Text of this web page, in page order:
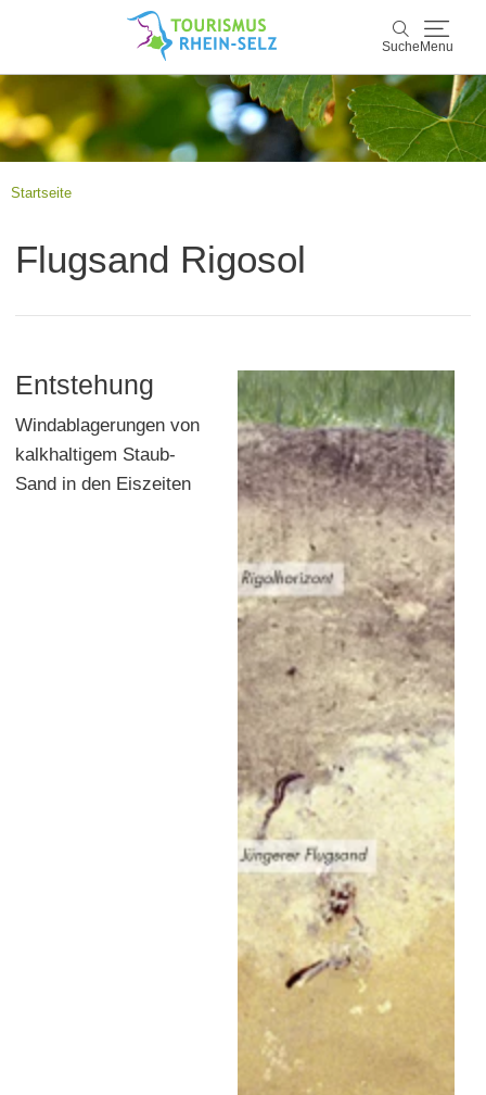
Suche Menu
Suche
Rhein-Selz
Startseite
Flugsand Rigosol
Entstehung
Windablagerungen von
kalkhaltigem Staub-
Sand in den Eiszeiten